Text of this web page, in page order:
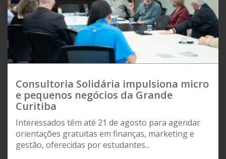
Consultoria Solidária impulsiona micro
e pequenos negócios da Grande
Curitiba
Interessados têm até 21 de agosto para agendar
orientações gratuitas em finanças, marketing e
gestão, oferecidas por estudantes...